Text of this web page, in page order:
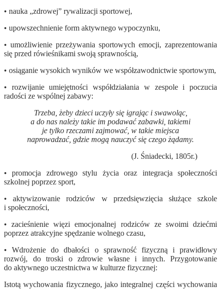
• nauka „zdrowej” rywalizacji sportowej,
• upowszechnienie form aktywnego wypoczynku,
• umożliwienie przeżywania sportowych emocji, zaprezentowania
się przed rówieśnikami swoją sprawnością,
• osiąganie wysokich wyników we współzawodnictwie sportowym,
• rozwijanie umiejętności współdziałania w zespole i poczucia
radości ze wspólnej zabawy:
Trzeba, żeby dzieci uczyły się igrając i swawoląc,
a do nas należy takie im podawać zabawki, takiemi
je tylko rzeczami zajmować, w takie miejsca
naprowadzać, gdzie mogą nauczyć się czego żądamy.
(J. Śniadecki, 1805r.)
• promocja zdrowego stylu życia oraz integracja społeczności
szkolnej poprzez sport,
• aktywizowanie rodziców w przedsięwzięcia służące szkole
i społeczności,
• zacieśnienie więzi emocjonalnej rodziców ze swoimi dziećmi
poprzez atrakcyjne spędzanie wolnego czasu,
• Wdrożenie do dbałości o sprawność fizyczną i prawidłowy
rozwój, do troski o zdrowie własne i innych. Przygotowanie
do aktywnego uczestnictwa w kulturze fizycznej:
Istotą wychowania fizycznego, jako integralnej części wychowania